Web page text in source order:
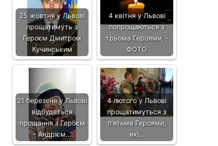
25 жовтня у Львові
прощатимуть з
Героєм Дмитром
Кучинським
4 квітня у Львові
попрощаються з
трьома Героями, -
ФОТО
21 березеня у Львові
відбудеться
прощання з Героєм
- Андрієм…
4 лютого у Львові
прощатимуться з
п’ятьма Героями,
які…